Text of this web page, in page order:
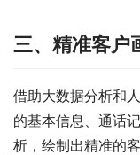
三、精准客户
借助大数据分析和
的基本信息、通话
析，绘制出精准的